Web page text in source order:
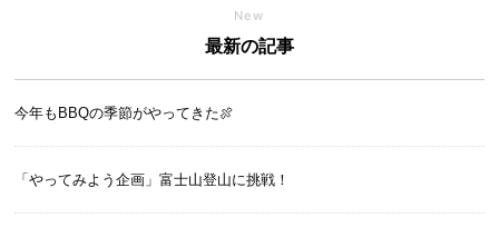
New
最新の記事
今年もBBQの季節がやってきた🍖
「やってみよう企画」富士山登山に挑戦！